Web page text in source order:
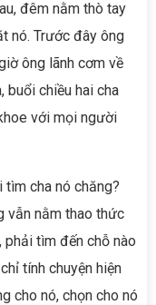
đêm nằm thò tay
nó. Trước đây ông
ông lãnh cơm về
buổi chiều hai cha
với mọi người
cha nó chăng?
vẫn nằm thao thức
tìm đến chỗ nào
tính chuyện hiện
cho nó, chọn cho nó